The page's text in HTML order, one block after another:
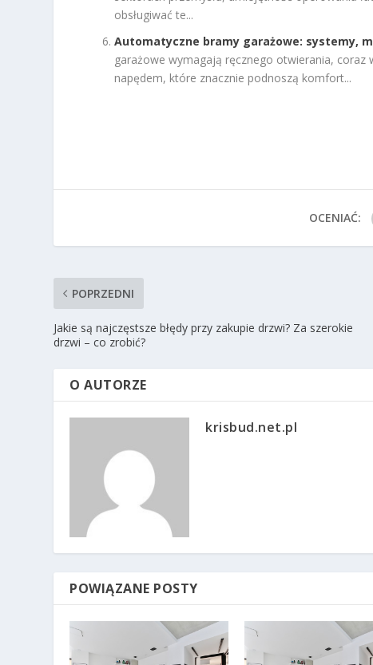
obsługiwać te...
Automatyczne bramy garażowe: systemy,
garażowe wymagają ręcznego otwierania, coraz
napędem, które znacznie podnoszą komfort...
OCENIAĆ:
POPRZEDNI
Jakie są najczęstsze błędy przy zakupie drzwi? Za szerokie
drzwi – co zrobić?
O AUTORZE
krisbud.net.pl
POWIĄZANE POSTY